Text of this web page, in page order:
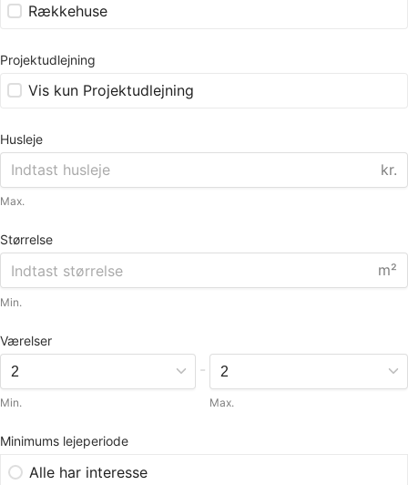
Rækkehuse
Projektudlejning
Vis kun Projektudlejning
Husleje
kr.
Max.
Størrelse
m²
Min.
Værelser
Min.
-
Max.
Minimums lejeperiode
Alle har interesse